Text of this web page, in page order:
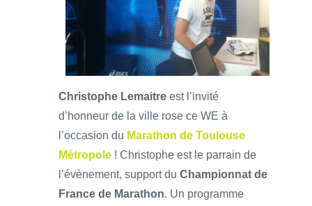
Christophe Lemaitre est l’invité
d’honneur de la ville rose ce WE à
l’occasion du Marathon de Toulouse
Métropole ! Christophe est le parrain de
l’évènement, support du Championnat de
France de Marathon. Un programme